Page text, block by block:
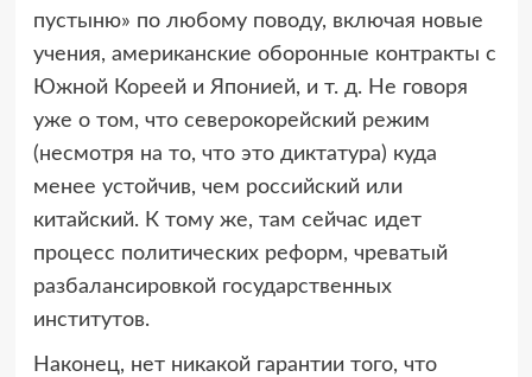
пустыню» по любому поводу, включая новые
учения, американские оборонные контракты с
Южной Кореей и Японией, и т. д. Не говоря
уже о том, что северокорейский режим
(несмотря на то, что это диктатура) куда
менее устойчив, чем российский или
китайский. К тому же, там сейчас идет
процесс политических реформ, чреватый
разбалансировкой государственных
институтов.
Наконец, нет никакой гарантии того, что